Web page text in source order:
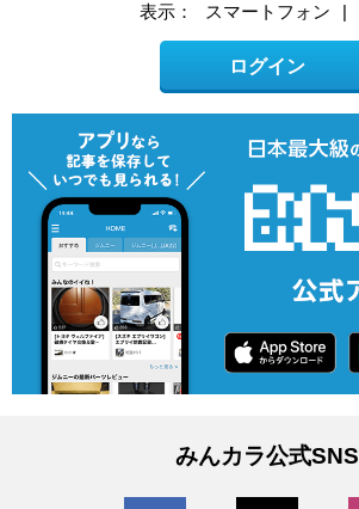
表示： スマートフォン |
ログイン
みんカラ公式SNS